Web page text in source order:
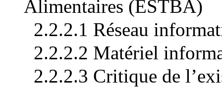
Alimentaires (ESTBA)
2.2.2.1 Réseau
2.2.2.2 Matériel
2.2.2.3 Critique de